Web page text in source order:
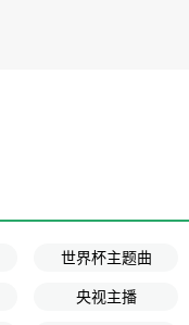
世界杯主题曲
央视主播